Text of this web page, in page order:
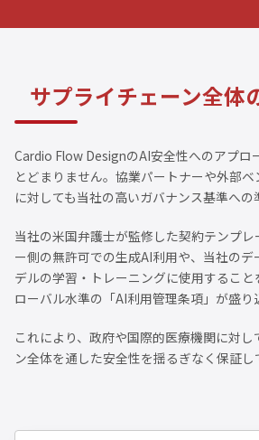
サプライチェーン全体
Cardio Flow DesignのAI安全性へのアプロ
とどまりません。協業パートナーや外部
に対しても当社の高いガバナンス基準への
当社の米国弁護士が監修した契約テンプ
ー側の無許可での生成AI利用や、当社の
デルの学習・トレーニングに使用するこ
ローバル水準の「AI利用管理条項」が盛り
これにより、政府や国際的医療機関に対し
ン全体を通した安全性を揺るぎなく保証し